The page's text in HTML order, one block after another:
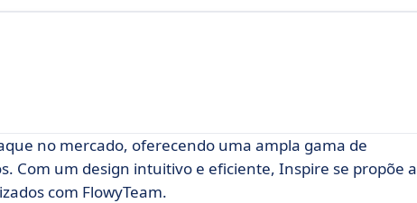
no mercado, oferecendo uma ampla gama de
Com um design intuitivo e eficiente, Inspire se propõe a
com FlowyTeam.